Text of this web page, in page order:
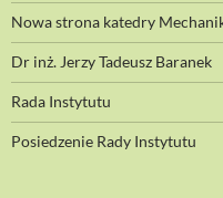
Nowa strona katedry
Dr inż. Jerzy Tadeusz Baranek
Rada Instytutu
Posiedzenie Rady Instytutu